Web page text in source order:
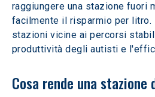
raggiungere una stazione fuori
facilmente il risparmio per litro.
stazioni vicine ai percorsi
produttività degli autisti e
Cosa rende una